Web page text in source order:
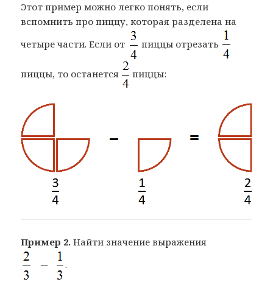
Этот пример можно легко понять, если
вспомнить про пиццу, которая разделена на
четыре части. Если от
пиццы отрезать
пиццы, то останется пиццы:
Пример 2. Найти значение выражения
.